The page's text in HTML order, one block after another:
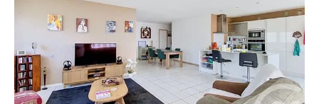
Appartement T4 à vendre
225 000 €
***AGDE BORD DE L'HERAULT -APPARTEMENT T4 -